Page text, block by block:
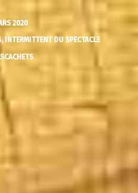
2020
, INTERMITTENT DU SPECTACLE